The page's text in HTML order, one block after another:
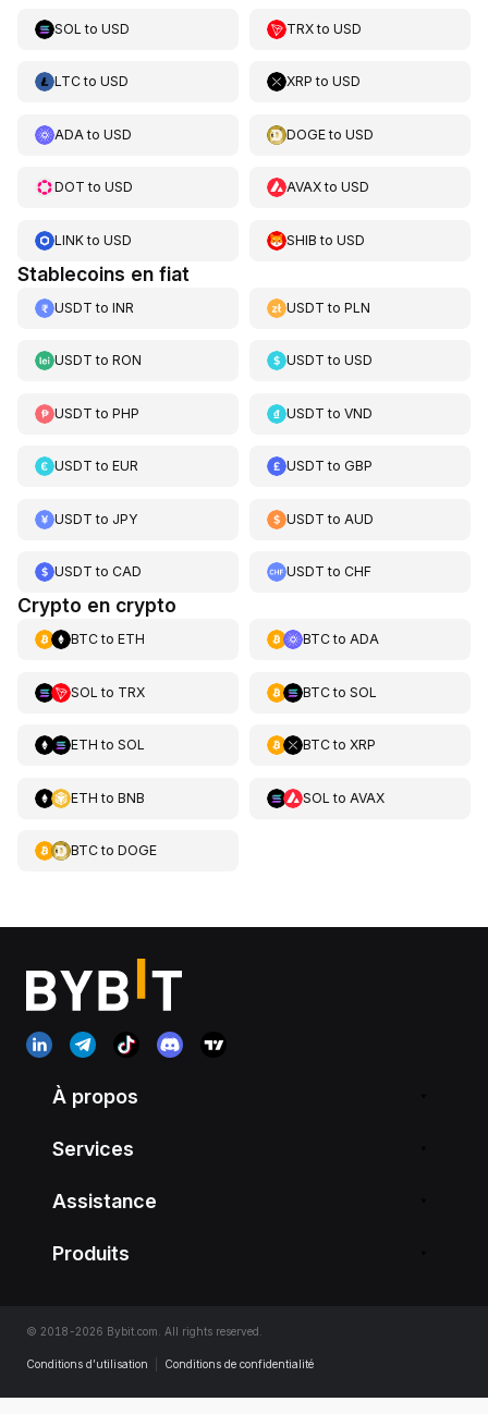
SOL to USD TRXtoUSD
LTCto USD XRP toUSD
ADA to USD DOGEtoUSD
DOT to USD AVAXtoUSD
LINKto USD SHIB toUSD
Stablecoins en fiat
USDT to INR USDT toPLN
USDT to RON USDT toUSD
USDT to PHP USDT toVND
USDT to EUR USDT toGBP
USDT to JPY USDT to AUD
USDT to CAD USDT toCHF
Crypto en crypto
BTCto ETH BTCto ADA
SOL to TRX BTCto SOL
ETH to SOL BTCto XRP
ETH to BNB SOL to AVAX
BTCto DOGE
À propos
Services
Assistance
Produits
© 2018-2026 Bybit.com. All rights reserved.
Conditions d’utilisation Conditions de confidentialité